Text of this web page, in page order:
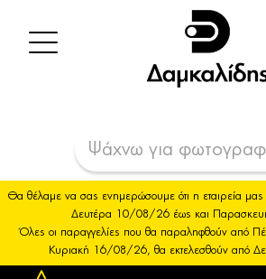
Θα θέλαμε να σας ενημερώσουμε ότι η εταιρεία μας
Δευτέρα 10/08/26 έως και
Όλες οι παραγγελίες που θα παραληφθούν από
Κυριακή 16/08/26, θα εκτελεσθούν από